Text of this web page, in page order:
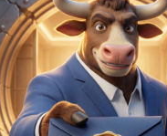
a materiály zveřejněné na
z veřejně dostupných a
s odbornou péčí a
a srozumitelné informace.